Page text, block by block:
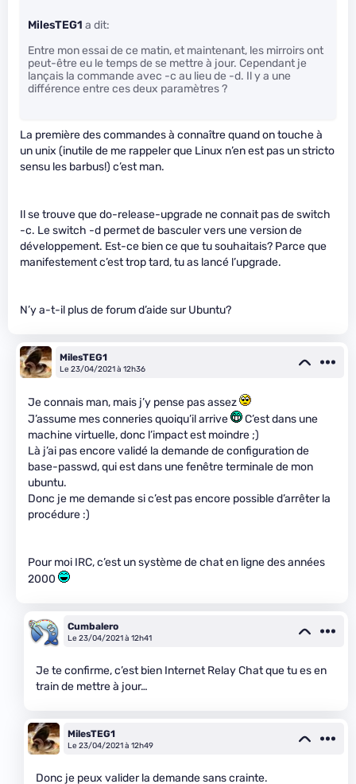
MilesTEG1 a dit:
Entre mon essai de ce matin, et maintenant, les mirroirs ont
peut-être eu le temps de se mettre à jour. Cependant je
lançais la commande avec -c au lieu de -d. Il y a une
différence entre ces deux paramètres ?
La première des commandes à connaître quand on touche à
un unix (inutile de me rappeler que Linux n’en est pas un stricto
sensu les barbus!) c’est man.
Il se trouve que do-release-upgrade ne connait pas de switch
-c. Le switch -d permet de basculer vers une version de
développement. Est-ce bien ce que tu souhaitais? Parce que
manifestement c’est trop tard, tu as lancé l’upgrade.
N’y a-t-il plus de forum d’aide sur Ubuntu?
MilesTEG1
Le 23/04/2021 à 12h36
Je connais man, mais j’y pense pas assez
J’assume mes conneries quoiqu’il arrive
C’est dans une
machine virtuelle, donc l’impact est moindre ;)
Là j’ai pas encore validé la demande de configuration de
base-passwd, qui est dans une fenêtre terminale de mon
ubuntu.
Donc je me demande si c’est pas encore possible d’arrêter la
procédure :)
Pour moi IRC, c’est un système de chat en ligne des années
2000
Cumbalero
Le 23/04/2021 à 12h41
Je te confirme, c’est bien Internet Relay Chat que tu es en
train de mettre à jour…
MilesTEG1
Le 23/04/2021 à 12h49
Donc je peux valider la demande sans crainte.